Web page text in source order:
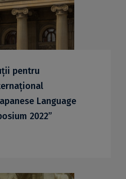
pentru
Language
2022”